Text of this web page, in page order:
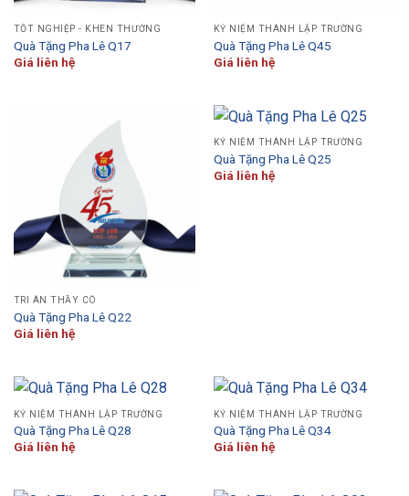
TỐT NGHIỆP - KHEN THƯỞNG
Quà Tặng Pha Lê Q17
Giá liên hệ
KỶ NIỆM THÀNH LẬP TRƯỜNG
Quà Tặng Pha Lê Q45
Giá liên hệ
TRI ÂN THẦY CÔ
Quà Tặng Pha Lê Q22
Giá liên hệ
KỶ NIỆM THÀNH LẬP TRƯỜNG
Quà Tặng Pha Lê Q25
Giá liên hệ
KỶ NIỆM THÀNH LẬP TRƯỜNG
Quà Tặng Pha Lê Q28
Giá liên hệ
KỶ NIỆM THÀNH LẬP TRƯỜNG
Quà Tặng Pha Lê Q34
Giá liên hệ